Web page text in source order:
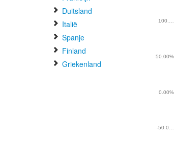
Duitsland
Italië
Spanje
Finland
Griekenland
-50.0…
0.00%
50.00%
100.…